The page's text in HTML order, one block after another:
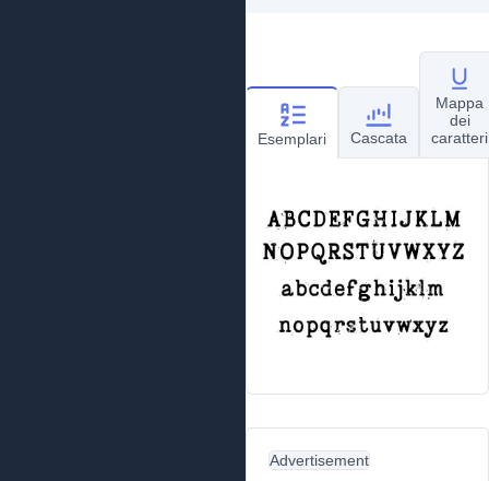
Esemplari Cascata
Mappa
dei
caratteri
Advertisement